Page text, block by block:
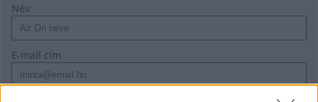
Név
E-mail cím